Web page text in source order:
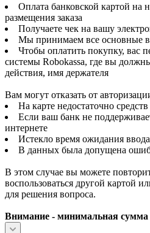
Оплата банковской картой на
размещения заказа
Получаете чек на вашу
Мы принимаем все основные
Чтобы оплатить покупку, вас
системы Robokassa, где вы
действия, имя держателя
Вам могут отказать от
На карте недостаточно
Если ваш банк не
интернете
Истекло время ожидания
В данных была допущена
В этом случае вы можете
воспользоваться другой картой
для решения вопроса.
Внимание - минимальная сумма